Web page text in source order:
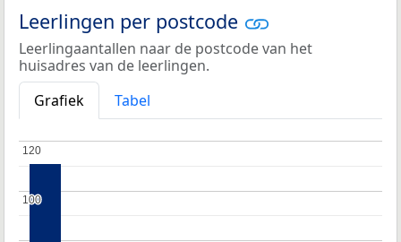
Leerlingen per postcode
Leerlingaantallen naar de postcode van het
huisadres van de leerlingen.
Grafiek
Tabel
100
100
120
120